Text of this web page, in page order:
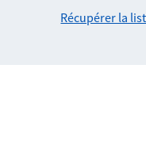
Récupérer la